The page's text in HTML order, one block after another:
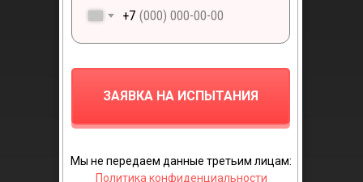
ЗАЯВКА НА ИСПЫТАНИЯ
+7
Мы не передаем данные третьим лицам:
Политика конфиденциальности